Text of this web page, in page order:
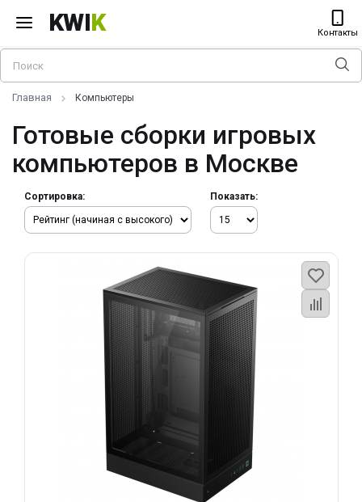
KWIK Контакты
Главная Компьютеры
Готовые сборки игровых
компьютеров в Москве
Сортировка: Показать: